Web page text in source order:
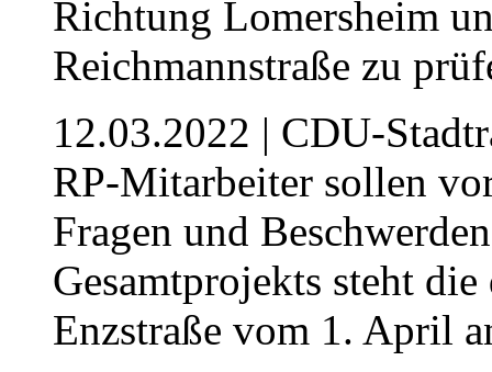
12.03.2022 | CDU-
RP-Mitarbeiter sollen
Fragen und
Gesamtprojekts steht
Enzstraße vom 1. April